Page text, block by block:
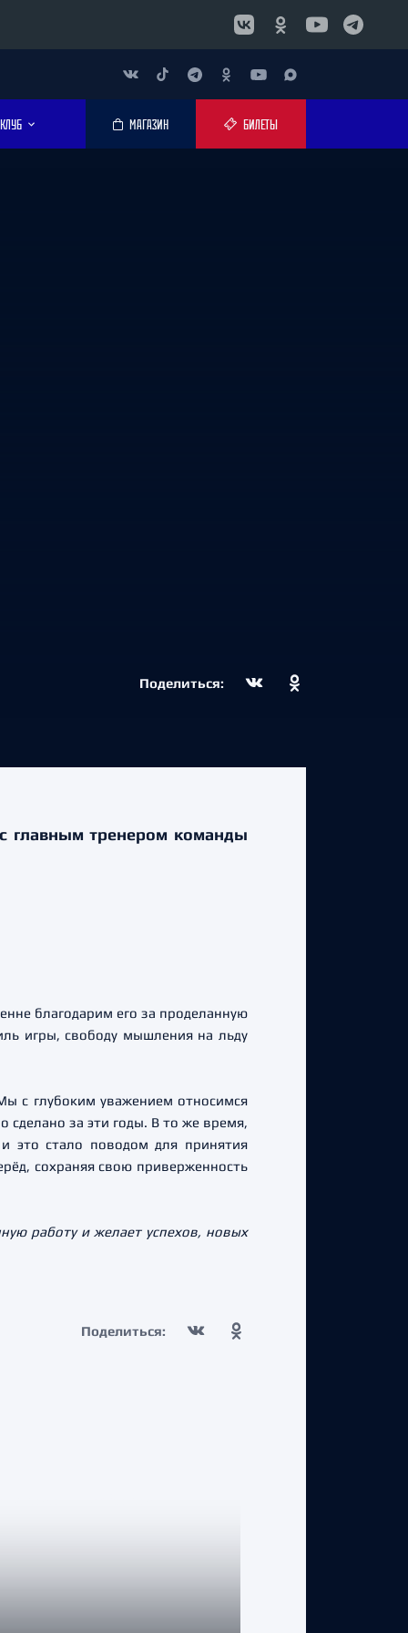
КЛУБ МАГАЗИН БИЛЕТЫ
Поделиться:
главным тренером команды
благодарим его за проделанную
игры, свободу мышления на льду
с глубоким уважением относимся
за эти годы. В то же время,
это стало поводом для принятия
сохраняя свою приверженность
работу и желает успехов, новых
Поделиться: